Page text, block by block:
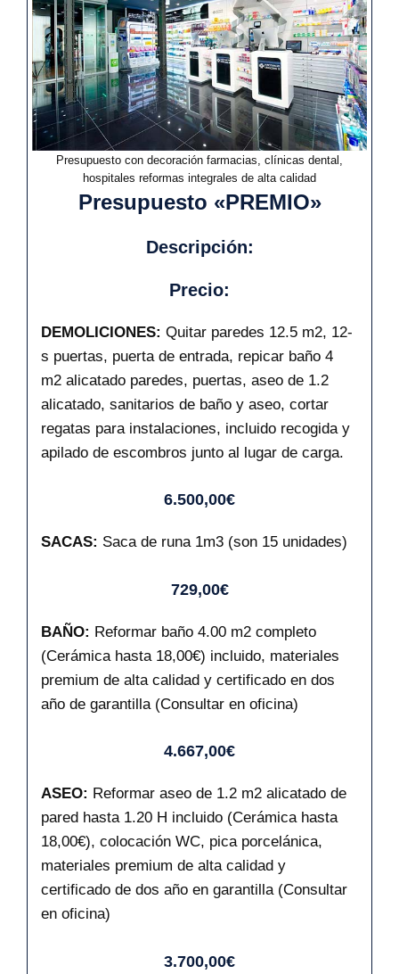
Presupuesto con decoración farmacias, clínicas dental,
hospitales reformas integrales de alta calidad
Presupuesto «PREMIO»
Descripción:
Precio:
DEMOLICIONES: Quitar paredes 12.5 m2, 12-
s puertas, puerta de entrada, repicar baño 4
m2 alicatado paredes, puertas, aseo de 1.2
alicatado, sanitarios de baño y aseo, cortar
regatas para instalaciones, incluido recogida y
apilado de escombros junto al lugar de carga.
6.500,00€
SACAS: Saca de runa 1m3 (son 15 unidades)
729,00€
BAÑO: Reformar baño 4.00 m2 completo
(Cerámica hasta 18,00€) incluido, materiales
premium de alta calidad y certificado en dos
año de garantilla (Consultar en oficina)
4.667,00€
ASEO: Reformar aseo de 1.2 m2 alicatado de
pared hasta 1.20 H incluido (Cerámica hasta
18,00€), colocación WC, pica porcelánica,
materiales premium de alta calidad y
certificado de dos año en garantilla (Consultar
en oficina)
3.700,00€